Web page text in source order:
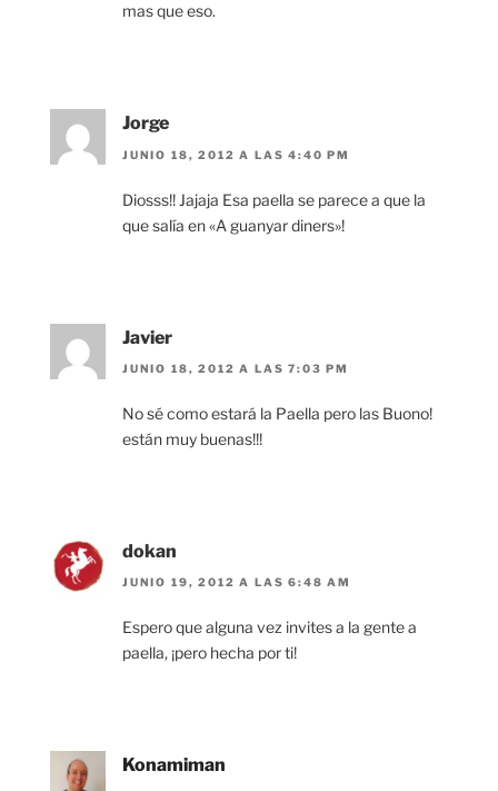
mas que eso.
Jorge
JUNIO 18, 2012 A LAS 4:40 PM
Diosss!! Jajaja Esa paella se parece a que la
que salía en «A guanyar diners»!
Javier
JUNIO 18, 2012 A LAS 7:03 PM
No sé como estará la Paella pero las Buono!
están muy buenas!!!
dokan
JUNIO 19, 2012 A LAS 6:48 AM
Espero que alguna vez invites a la gente a
paella, ¡pero hecha por ti!
Konamiman